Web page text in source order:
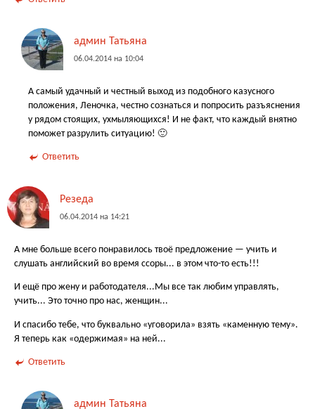
админ Татьяна
06.04.2014 на 10:04
А самый удачный и честный выход из подобного казусного
положения, Леночка, честно сознаться и попросить разъяснения
у рядом стоящих, ухмыляющихся! И не факт, что каждый внятно
поможет разрулить ситуацию! 🙂
Ответить
Резеда
06.04.2014 на 14:21
А мне больше всего понравилось твоё предложение — учить и
слушать английский во время ссоры... в этом что-то есть!!!
И ещё про жену и работодателя...Мы все так любим управлять,
учить... Это точно про нас, женщин...
И спасибо тебе, что буквально «уговорила» взять «каменную тему».
Я теперь как «одержимая» на ней...
Ответить
админ Татьяна